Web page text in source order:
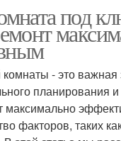
под
- это важная
планирования
максимально
факторов, таких